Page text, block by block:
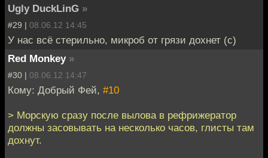
Ugly DuckLinG »
#29 | 08.06.12 14:45
У нас всё стерильно, микроб от грязи дохнет (с)
Red Monkey »
#30 | 08.06.12 14:47
Кому: Добрый Фей, #10
> Морскую сразу после вылова в рефрижератор
должны засовывать на несколько часов, глисты там
дохнут.